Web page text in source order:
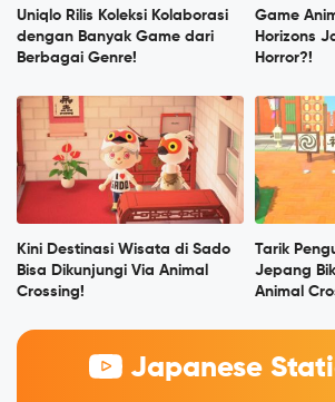
Uniqlo Rilis Koleksi Kolaborasi
dengan Banyak Game dari
Berbagai Genre!
Game
Horizons
Horror?!
Kini Destinasi Wisata di Sado
Bisa Dikunjungi Via Animal
Crossing!
Tarik
Jepang
Animal
Japanese